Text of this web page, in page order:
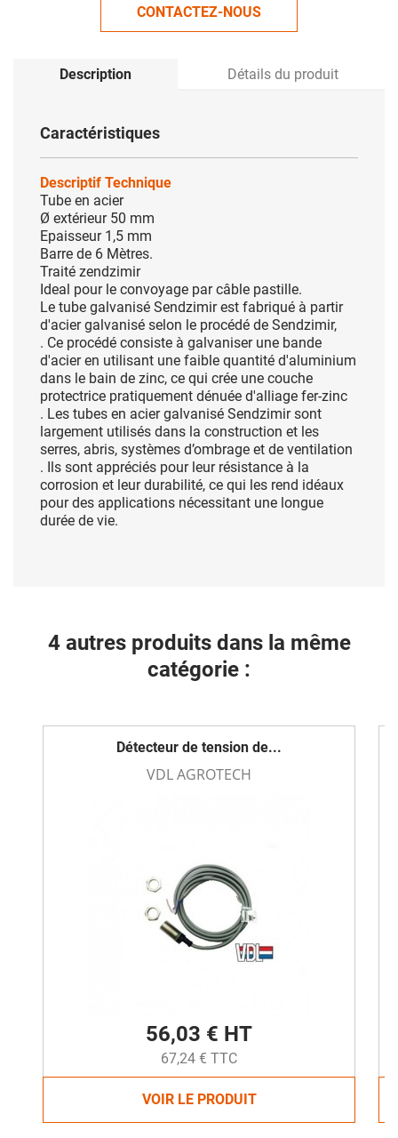
CONTACTEZ-NOUS
Description Détails du produit
Caractéristiques
Descriptif Technique
Tube en acier
Ø extérieur 50 mm
Epaisseur 1,5 mm
Barre de 6 Mètres.
Traité zendzimir
Ideal pour le convoyage par câble pastille.
Le tube galvanisé Sendzimir est fabriqué à partir
d'acier galvanisé selon le procédé de Sendzimir,
. Ce procédé consiste à galvaniser une bande
d'acier en utilisant une faible quantité d'aluminium
dans le bain de zinc, ce qui crée une couche
protectrice pratiquement dénuée d'alliage fer-zinc
. Les tubes en acier galvanisé Sendzimir sont
largement utilisés dans la construction et les
serres, abris, systèmes d’ombrage et de ventilation
. Ils sont appréciés pour leur résistance à la
corrosion et leur durabilité, ce qui les rend idéaux
pour des applications nécessitant une longue
durée de vie.
4 autres produits dans la même
catégorie :
Détecteur de tension de...
VDL AGROTECH
56,03 € HT
67,24 € TTC
VOIR LE PRODUIT